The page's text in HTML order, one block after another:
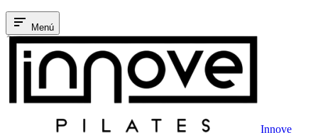
Menú
Innove